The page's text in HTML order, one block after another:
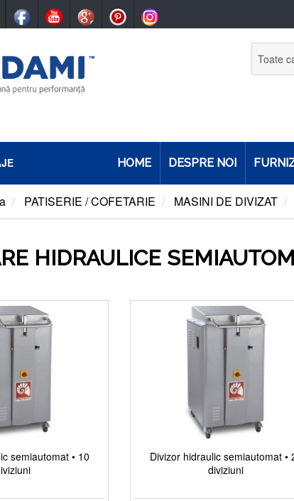
HOME DESPRE NOI
PATISERIE / COFETARIE MASINI DE DIVIZAT
HIDRAULICE
semiautomat • 10
Divizor hidraulic semiautomat •
diviziuni